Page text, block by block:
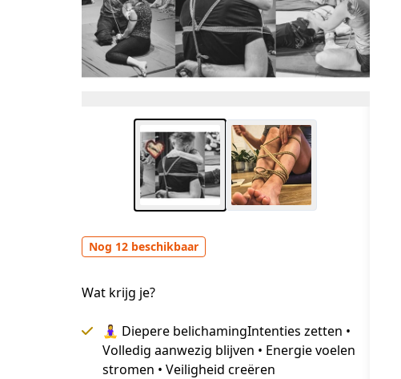
Nog 12 beschikbaar
Wat krijg je?
🧘‍♀️ Diepere belichamingIntenties zetten •
Volledig aanwezig blijven • Energie voelen
stromen • Veiligheid creëren